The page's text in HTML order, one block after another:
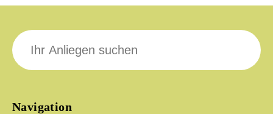
Navigation
Suche
nach: